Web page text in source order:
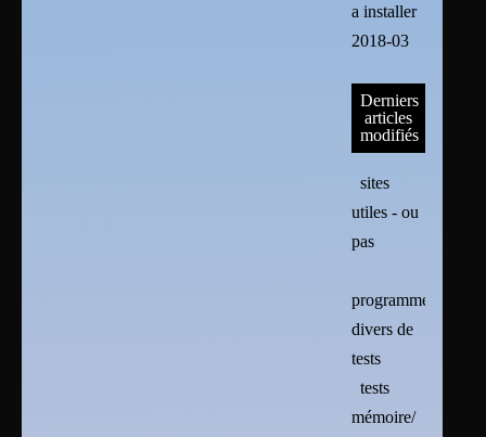
a installer
2018-03
Derniers
articles
modifiés
sites
utiles - ou
pas
programmes
divers de
tests
tests
mémoire/